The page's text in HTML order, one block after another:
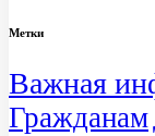
Метки
Важная
Гражданам